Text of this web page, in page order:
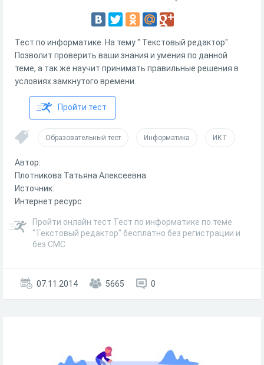
Тест по информатике. На тему " Текстовый редактор".
Позволит проверить ваши знания и умения по данной
теме, а так же научит принимать правильные решения в
условиях замкнутого времени.
Пройти тест
Образовательный тест Информатика ИКТ
Автор:
Плотникова Татьяна Алексеевна
Источник:
Интернет ресурс
Пройти онлайн тест Тест по информатике по теме
"Текстовый редактор" бесплатно без регистрации и
без СМС
07.11.2014 5665 0